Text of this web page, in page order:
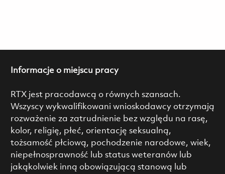
Informacje o miejscu pracy
RTX jest pracodawcą o równych szansach.
Wszyscy wykwalifikowani wnioskodawcy otrzymają
rozważenie za zatrudnienie bez względu na rasę,
kolor, religię, płeć, orientację seksualną,
tożsamość płciową, pochodzenie narodowe, wiek,
niepełnosprawność lub status weteranów lub
jakąkolwiek inną obowiązującą stanową lub